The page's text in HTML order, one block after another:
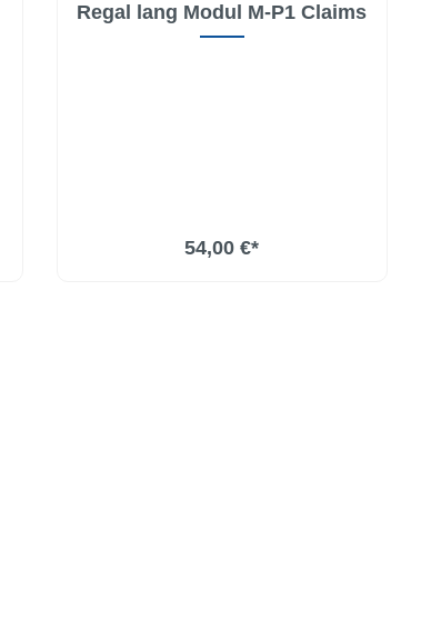
Regal lang Modul M-P1 Claims
54,00 €*